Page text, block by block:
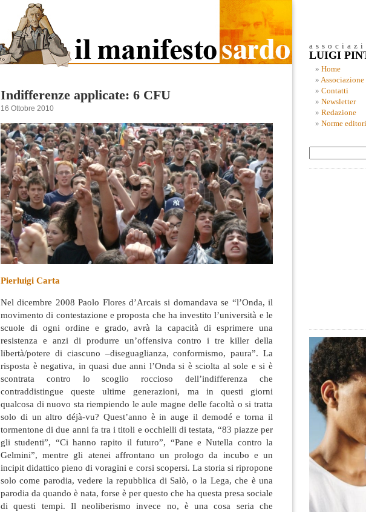
Indifferenze applicate: 6 CFU
16 Ottobre 2010
Pierluigi Carta
Nel dicembre 2008 Paolo Flores d’Arcais si domandava se “l’Onda, il
movimento di contestazione e proposta che ha investito l’università e le
scuole di ogni ordine e grado, avrà la capacità di esprimere una
resistenza e anzi di produrre un’offensiva contro i tre killer della
libertà/potere di ciascuno –diseguaglianza, conformismo, paura”. La
risposta è negativa, in quasi due anni l’Onda si è sciolta al sole e si è
scontrata contro lo scoglio roccioso dell’indifferenza che
contraddistingue queste ultime generazioni, ma in questi giorni
qualcosa di nuovo sta riempiendo le aule magne delle facoltà o si tratta
solo di un altro déjà-vu? Quest’anno è in auge il demodé e torna il
tormentone di due anni fa tra i titoli e occhielli di testata, “83 piazze per
gli studenti”, “Ci hanno rapito il futuro”, “Pane e Nutella contro la
Gelmini”, mentre gli atenei affrontano un prologo da incubo e un
incipit didattico pieno di voragini e corsi scopersi. La storia si ripropone
solo come parodia, vedere la repubblica di Salò, o la Lega, che è una
parodia da quando è nata, forse è per questo che ha questa presa sociale
di questi tempi. Il neoliberismo invece no, è una cosa seria che
LUIGI
Home
Associazione
Contatti
Newsletter
Redazione
Norme